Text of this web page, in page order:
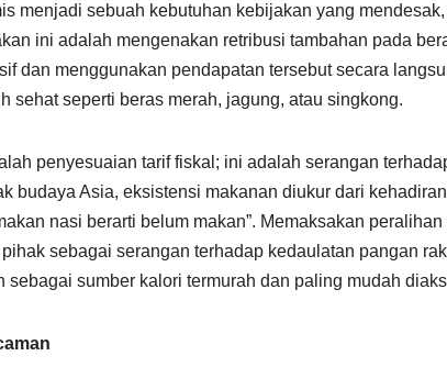
menjadi sebuah kebutuhan kebijakan yang mendesak,
ini adalah mengenakan retribusi tambahan pada
dan menggunakan pendapatan tersebut secara
sehat seperti beras merah, jagung, atau singkong.
penyesuaian tarif fiskal; ini adalah serangan
budaya Asia, eksistensi makanan diukur dari
nasi berarti belum makan”. Memaksakan peralihan
sebagai serangan terhadap kedaulatan pangan
sumber kalori termurah dan paling mudah